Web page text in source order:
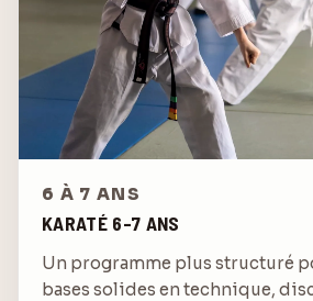
6 À 7 ANS
KARATÉ 6-7 ANS
Un programme plus structuré
bases solides en technique,